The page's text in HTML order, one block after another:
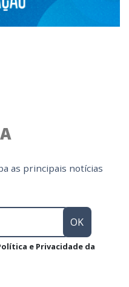
as principais notícias
e Privacidade da